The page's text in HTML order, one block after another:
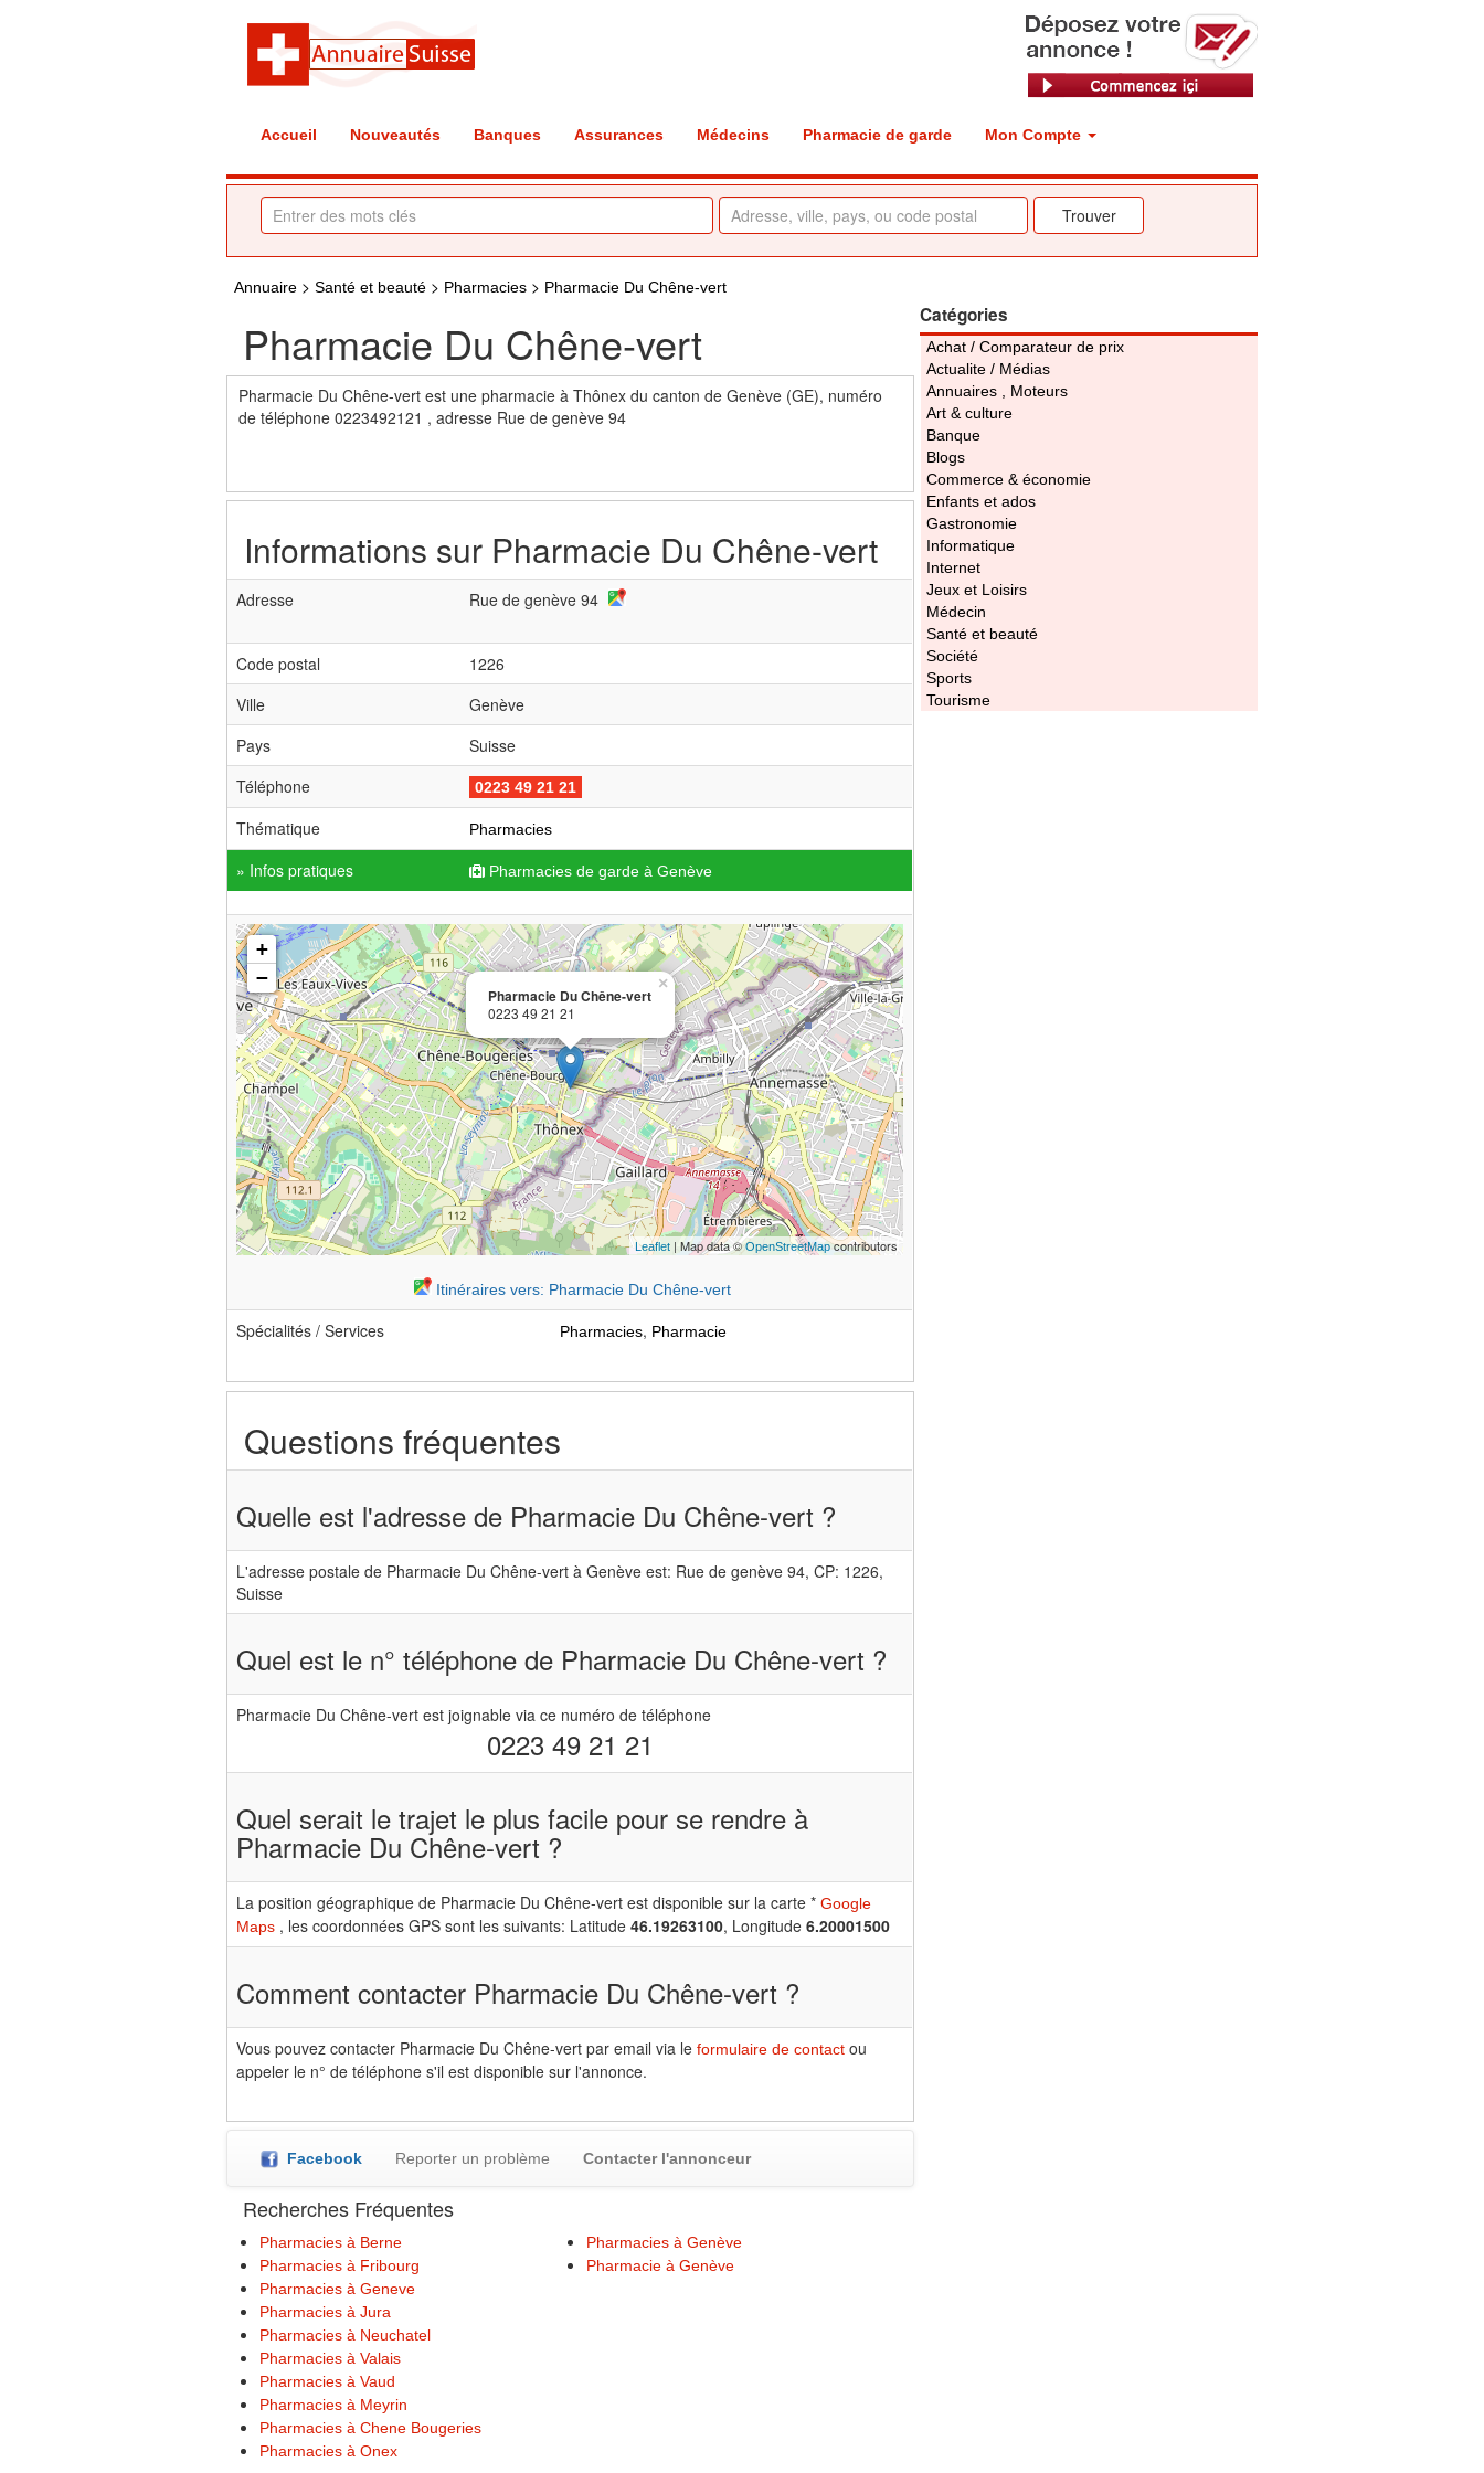
Accueil Nouveautés Banques Assurances Médecins Pharmacie de garde Mon Compte
Annuaire > Santé et beauté > Pharmacies > Pharmacie Du Chêne-vert
Pharmacie Du Chêne-vert
Pharmacie Du Chêne-vert est une pharmacie à Thônex du canton de Genève (GE), numéro
de téléphone 0223492121 , adresse Rue de genève 94
Informations sur Pharmacie Du Chêne-vert
Adresse Rue de genève 94
Code postal
1226
Ville
Genève
Pays
Suisse
Téléphone
0223 49 21 21
Thématique Pharmacies
» Infos pratiques Pharmacies de garde à Genève
Pharmacie Du Chêne-vert
0223 49 21 21
×
+
−
Leaflet | Map data ©OpenStreetMapcontributors
Itinéraires vers: Pharmacie Du Chêne-vert
Spécialités / Services Pharmacies, Pharmacie
Questions fréquentes
Quelle est l'adresse de Pharmacie Du Chêne-vert ?
L'adresse postale de Pharmacie Du Chêne-vert à Genève est: Rue de genève 94, CP: 1226,
Suisse
Quel est le n° téléphone de Pharmacie Du Chêne-vert ?
Pharmacie Du Chêne-vert est joignable via ce numéro de téléphone
0223 49 21 21
Quel serait le trajet le plus facile pour se rendre à
Pharmacie Du Chêne-vert ?
La position géographique de Pharmacie Du Chêne-vert est disponible sur la carte * Google
Maps , les coordonnées GPS sont les suivants: Latitude 46.19263100, Longitude 6.20001500
Comment contacter Pharmacie Du Chêne-vert ?
Vous pouvez contacter Pharmacie Du Chêne-vert par email via le formulaire de contact ou
appeler le n° de téléphone s'il est disponible sur l'annonce.
Facebook Reporter un problème Contacter l'annonceur
Recherches Fréquentes
Pharmacies à Berne
Pharmacies à Fribourg
Pharmacies à Geneve
Pharmacies à Jura
Pharmacies à Neuchatel
Pharmacies à Valais
Pharmacies à Vaud
Pharmacies à Meyrin
Pharmacies à Chene Bougeries
Pharmacies à Onex
Pharmacies à Genève
Pharmacie à Genève
Catégories
Achat / Comparateur de prix
Actualite / Médias
Annuaires , Moteurs
Art & culture
Banque
Blogs
Commerce & économie
Enfants et ados
Gastronomie
Informatique
Internet
Jeux et Loisirs
Médecin
Santé et beauté
Société
Sports
Tourisme